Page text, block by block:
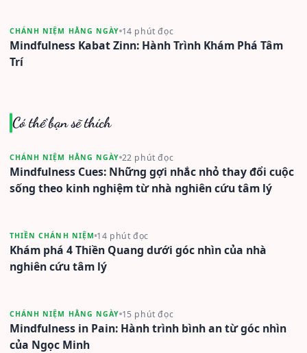
CHÁNH NIỆM HẰNG NGÀY 14 phút đọc
Mindfulness Kabat Zinn: Hành Trình Khám Phá Tâm
Trí
Có thể bạn sẽ thích
CHÁNH NIỆM HẰNG NGÀY 22 phút đọc
Mindfulness Cues: Những gợi nhắc nhỏ thay đổi cuộc
sống theo kinh nghiệm từ nhà nghiên cứu tâm lý
THIỀN CHÁNH NIỆM 14 phút đọc
Khám phá 4 Thiền Quang dưới góc nhìn của nhà
nghiên cứu tâm lý
CHÁNH NIỆM HẰNG NGÀY 15 phút đọc
Mindfulness in Pain: Hành trình bình an từ góc nhìn
của Ngọc Minh